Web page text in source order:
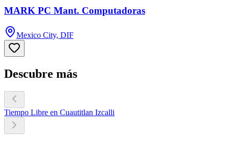
MARK PC Mant. Computadoras
Mexico City, DIF
Descubre más
Tiempo Libre en Cuautitlan Izcalli